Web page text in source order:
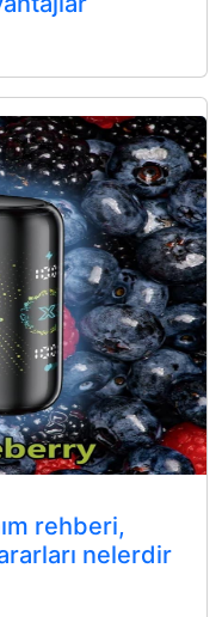
rehberi,
nelerdir